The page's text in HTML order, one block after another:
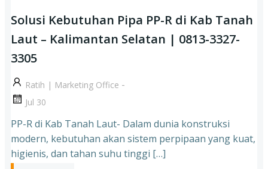
Solusi Kebutuhan Pipa PP-R di Kab Tanah
Laut – Kalimantan Selatan | 0813-3327-
3305
Ratih | Marketing Office -
Jul 30
PP-R di Kab Tanah Laut- Dalam dunia konstruksi
modern, kebutuhan akan sistem perpipaan yang kuat,
higienis, dan tahan suhu tinggi […]